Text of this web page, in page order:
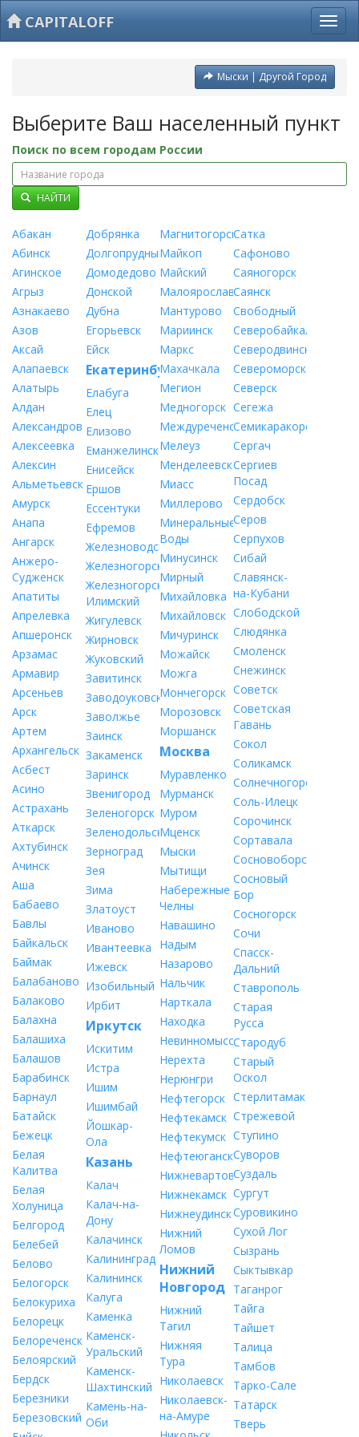
CAPITALOFF
Мыски | Другой Город
Выберите Ваш населенный пункт
Поиск по всем городам России
НАЙТИ
Абакан
Абинск
Агинское
Агрыз
Азнакаево
Азов
Аксай
Алапаевск
Алатырь
Алдан
Александров
Алексеевка
Алексин
Альметьевск
Амурск
Анапа
Ангарск
Анжеро-
Судженск
Апатиты
Апрелевка
Апшеронск
Арзамас
Армавир
Арсеньев
Арск
Артем
Архангельск
Асбест
Асино
Астрахань
Аткарск
Ахтубинск
Ачинск
Аша
Бабаево
Бавлы
Байкальск
Баймак
Балабаново
Балаково
Балахна
Балашиха
Балашов
Барабинск
Барнаул
Батайск
Бежецк
Белая
Калитва
Белая
Холуница
Белгород
Белебей
Белово
Белогорск
Белокуриха
Белорецк
Белореченск
Белоярский
Бердск
Березники
Березовский
Добрянка
Долгопрудный
Домодедово
Донской
Дубна
Егорьевск
Ейск
Екатеринбург
Елабуга
Елец
Елизово
Еманжелинск
Енисейск
Ершов
Ессентуки
Ефремов
Железноводск
Железногорск
Железногорск-
Илимский
Жигулевск
Жирновск
Жуковский
Завитинск
Заводоуковск
Заволжье
Заинск
Закаменск
Заринск
Звенигород
Зеленогорск
Зеленодольск
Зерноград
Зея
Зима
Златоуст
Иваново
Ивантеевка
Ижевск
Изобильный
Ирбит
Иркутск
Искитим
Истра
Ишим
Ишимбай
Йошкар-
Ола
Казань
Калач
Калач-на-
Дону
Калачинск
Калининград
Калининск
Калуга
Каменка
Каменск-
Уральский
Каменск-
Шахтинский
Камень-на-
Оби
Магнитогорск
Майкоп
Майский
Малоярославец
Мантурово
Мариинск
Маркс
Махачкала
Мегион
Медногорск
Междуреченск
Мелеуз
Менделеевск
Миасс
Миллерово
Минеральные
Воды
Минусинск
Мирный
Михайловка
Михайловск
Мичуринск
Можайск
Можга
Мончегорск
Морозовск
Моршанск
Москва
Муравленко
Мурманск
Муром
Мценск
Мыски
Мытищи
Набережные
Челны
Навашино
Надым
Назарово
Нальчик
Нарткала
Находка
Невинномысск
Нерехта
Нерюнгри
Нефтегорск
Нефтекамск
Нефтекумск
Нефтеюганск
Нижневартовск
Нижнекамск
Нижнеудинск
Нижний
Ломов
Нижний
Новгород
Нижний
Тагил
Нижняя
Тура
Николаевск
Николаевск-
на-Амуре
Сатка
Сафоново
Саяногорск
Саянск
Свободный
Северобайкальск
Северодвинск
Североморск
Северск
Сегежа
Семикаракорск
Сергач
Сергиев
Посад
Сердобск
Серов
Серпухов
Сибай
Славянск-
на-Кубани
Слободской
Слюдянка
Смоленск
Снежинск
Советск
Советская
Гавань
Сокол
Соликамск
Солнечногорск
Соль-Илецк
Сорочинск
Сортавала
Сосновоборск
Сосновый
Бор
Сосногорск
Сочи
Спасск-
Дальний
Ставрополь
Старая
Русса
Стародуб
Старый
Оскол
Стерлитамак
Стрежевой
Ступино
Суворов
Суздаль
Сургут
Суровикино
Сухой Лог
Сызрань
Сыктывкар
Таганрог
Тайга
Тайшет
Талица
Тамбов
Тарко-Сале
Татарск
Тверь